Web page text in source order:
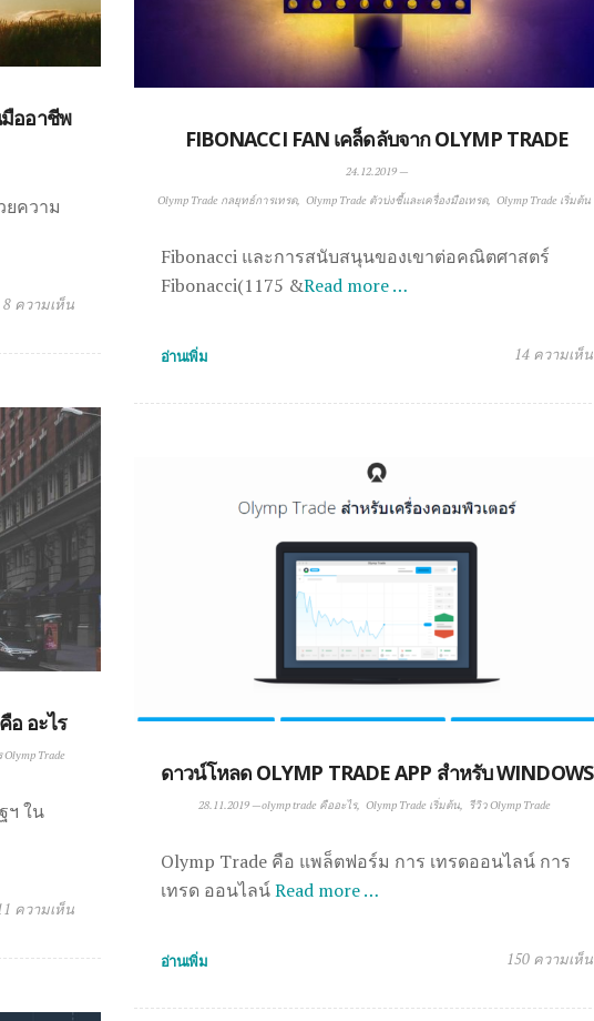
ออาชีพ
ยความ
8 ความเห็น
FIBONACCI FAN เคล็ดลับจาก OLYMP TRADE
24.12.2019—
Olymp Trade กลยุทธ์การเทรด
Olymp Trade ตัวบ่งชี้และเครื่องมือเทรด Olymp Trade เริ่มต้น
Fibonacci และการสนับสนุนของเขาต่อคณิตศาสตร์
Fibonacci(1175 &Read more …
อ่านเพิ่ม 14 ความเห็น
อ อะไร
Trade
ฯ ใน
ความเห็น
ดาวน์โหลด OLYMP TRADE APP สำหรับ WINDOWS
28.11.2019—olymp trade คืออะไร Olymp Trade เริ่มต้น รีวิว Olymp Trade
Olymp Trade คือ แพล็ตฟอร์ม การ เทรดออนไลน์ การ
เทรด ออนไลน์Read more …
อ่านเพิ่ม 150 ความเห็น